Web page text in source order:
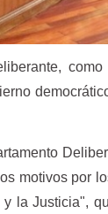
motivos por
la Justicia",